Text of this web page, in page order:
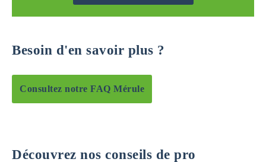
Besoin d'en savoir plus ?
Consultez notre FAQ Mérule
Découvrez nos conseils de pro